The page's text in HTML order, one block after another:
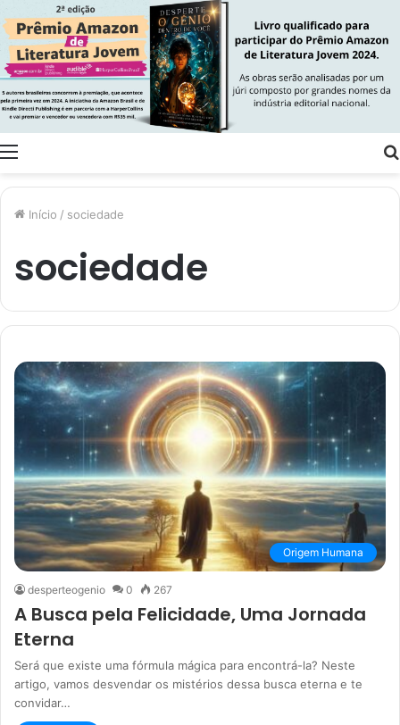
Menu
Início / sociedade
sociedade
Origem Humana
desperteogenio 0 267
A Busca pela Felicidade, Uma Jornada
Eterna
Será que existe uma fórmula mágica para encontrá-la? Neste
artigo, vamos desvendar os mistérios dessa busca eterna e te
convidar…